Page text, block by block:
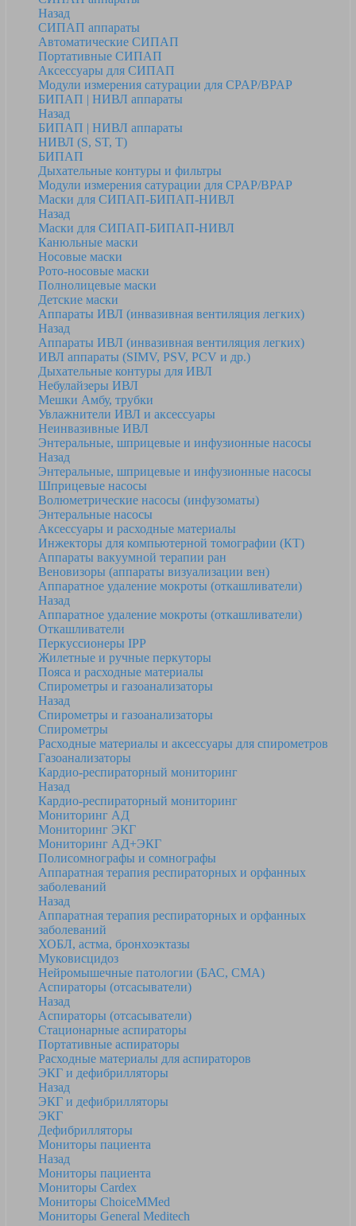
Назад
СИПАП аппараты
Автоматические СИПАП
Портативные СИПАП
Аксессуары для СИПАП
Модули измерения сатурации для CPAP/BPAP
БИПАП | НИВЛ аппараты
Назад
БИПАП | НИВЛ аппараты
НИВЛ (S, ST, T)
БИПАП
Дыхательные контуры и фильтры
Модули измерения сатурации для CPAP/BPAP
Маски для СИПАП-БИПАП-НИВЛ
Назад
Маски для СИПАП-БИПАП-НИВЛ
Канюльные маски
Носовые маски
Рото-носовые маски
Полнолицевые маски
Детские маски
Аппараты ИВЛ (инвазивная вентиляция легких)
Назад
Аппараты ИВЛ (инвазивная вентиляция легких)
ИВЛ аппараты (SIMV, PSV, PCV и др.)
Дыхательные контуры для ИВЛ
Небулайзеры ИВЛ
Мешки Амбу, трубки
Увлажнители ИВЛ и аксессуары
Неинвазивные ИВЛ
Энтеральные, шприцевые и инфузионные насосы
Назад
Энтеральные, шприцевые и инфузионные насосы
Шприцевые насосы
Волюметрические насосы (инфузоматы)
Энтеральные насосы
Аксессуары и расходные материалы
Инжекторы для компьютерной томографии (КТ)
Аппараты вакуумной терапии ран
Веновизоры (аппараты визуализации вен)
Аппаратное удаление мокроты (откашливатели)
Назад
Аппаратное удаление мокроты (откашливатели)
Откашливатели
Перкуссионеры IPP
Жилетные и ручные перкуторы
Пояса и расходные материалы
Спирометры и газоанализаторы
Назад
Спирометры и газоанализаторы
Спирометры
Расходные материалы и аксессуары для спирометров
Газоанализаторы
Кардио-респираторный мониторинг
Назад
Кардио-респираторный мониторинг
Мониторинг АД
Мониторинг ЭКГ
Мониторинг АД+ЭКГ
Полисомнографы и сомнографы
Аппаратная терапия респираторных и орфанных
заболеваний
Назад
Аппаратная терапия респираторных и орфанных
заболеваний
ХОБЛ, астма, бронхоэктазы
Муковисцидоз
Нейромышечные патологии (БАС, СМА)
Аспираторы (отсасыватели)
Назад
Аспираторы (отсасыватели)
Стационарные аспираторы
Портативные аспираторы
Расходные материалы для аспираторов
ЭКГ и дефибрилляторы
Назад
ЭКГ и дефибрилляторы
ЭКГ
Дефибрилляторы
Мониторы пациента
Назад
Мониторы пациента
Мониторы Cardex
Мониторы ChoiceMMed
Мониторы General Meditech